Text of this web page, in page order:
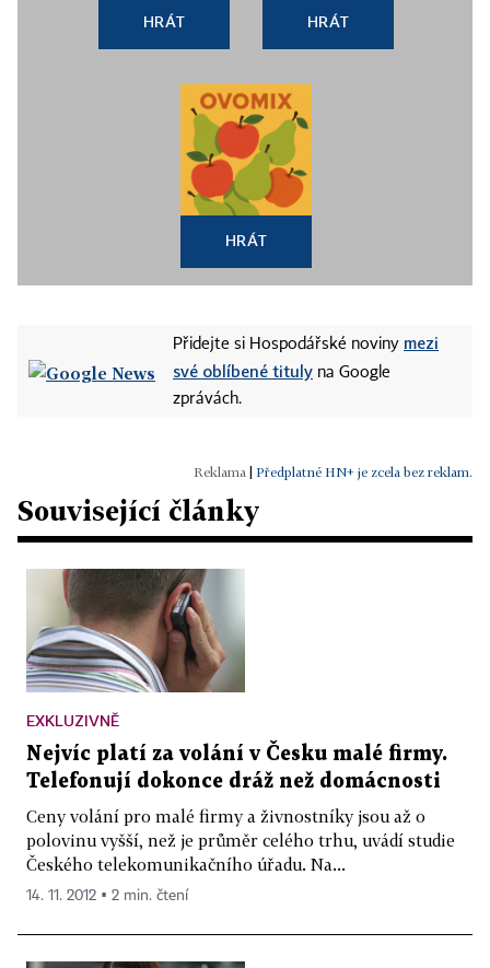
HRÁT HRÁT
HRÁT
Přidejte si Hospodářské noviny mezi
své oblíbené tituly na Google
zprávách.
Předplatné HN+ je zcela bez reklam.
Související články
EXKLUZIVNĚ
Nejvíc platí za volání v Česku malé firmy.
Telefonují dokonce dráž než domácnosti
Ceny volání pro malé firmy a živnostníky jsou až o
polovinu vyšší, než je průměr celého trhu, uvádí studie
Českého telekomunikačního úřadu. Na...
14. 11. 2012 ▪ 2 min. čtení